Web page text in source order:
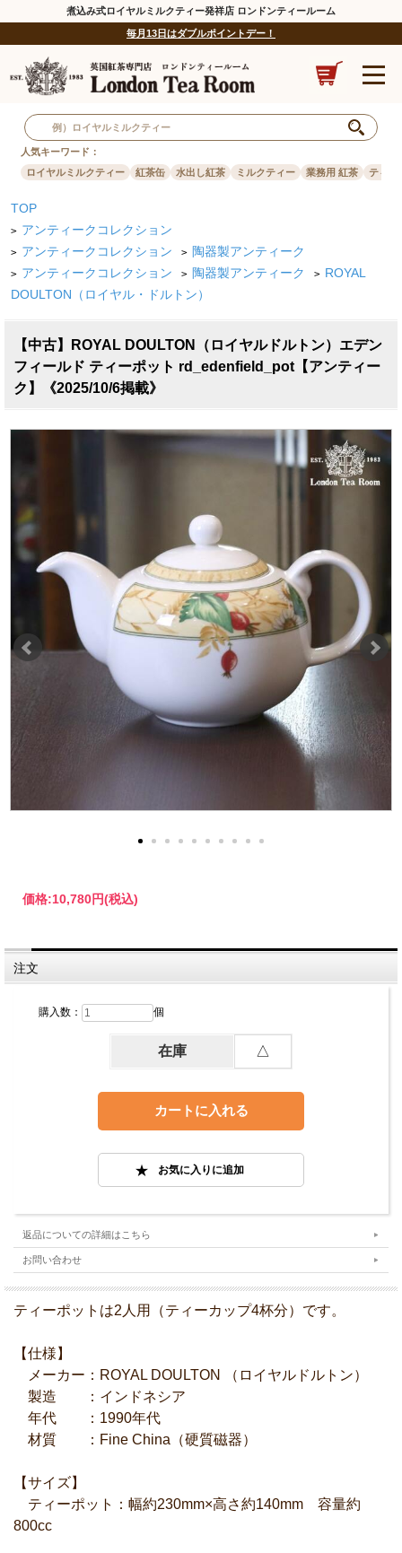
煮込み式ロイヤルミルクティー発祥店 ロンドンティールーム
毎月13日はダブルポイントデー！
人気キーワード：
ロイヤルミルクティー
紅茶缶 水出し紅茶 ミルクティー 業務用 紅茶 ティー
TOP
> アンティークコレクション
> アンティークコレクション > 陶器製アンティーク
> アンティークコレクション > 陶器製アンティーク > ROYAL
DOULTON（ロイヤル・ドルトン）
【中古】ROYAL DOULTON（ロイヤルドルトン）エデン
フィールド ティーポット rd_edenfield_pot【アンティー
ク】《2025/10/6掲載》
価格:10,780円(税込)
注文
購入数： 個
在庫 △
返品についての詳細はこちら
お問い合わせ
ティーポットは2人用（ティーカップ4杯分）です。
【仕様】
メーカー：ROYAL DOULTON （ロイヤルドルトン）
製造 ：インドネシア
年代 ：1990年代
材質 ：Fine China（硬質磁器）
【サイズ】
ティーポット：幅約230mm×高さ約140mm 容量約
800cc